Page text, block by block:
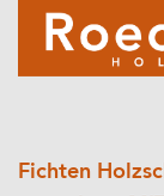
Fichten